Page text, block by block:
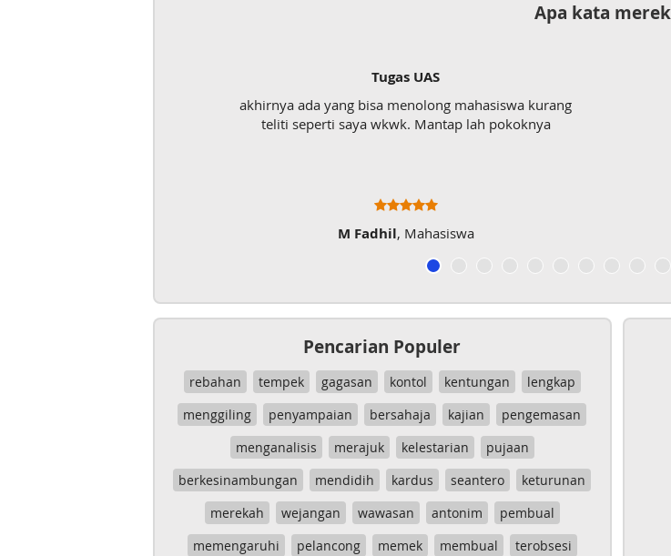
Apa kata
Tugas UAS
akhirnya ada yang bisa menolong mahasiswa kurang
teliti seperti saya wkwk. Mantap lah pokoknya
M Fadhil, Mahasiswa
Pencarian Populer
rebahan tempek gagasan kontol kentungan
lengkap
menggiling
penyampaian bersahaja kajian
pengemasan
menganalisis
merajuk kelestarian
pujaan
berkesinambungan
mendidih kardus seantero
keturunan
merekah
wejangan wawasan antonim
pembual
memengaruhi
pelancong memek membual
terobsesi